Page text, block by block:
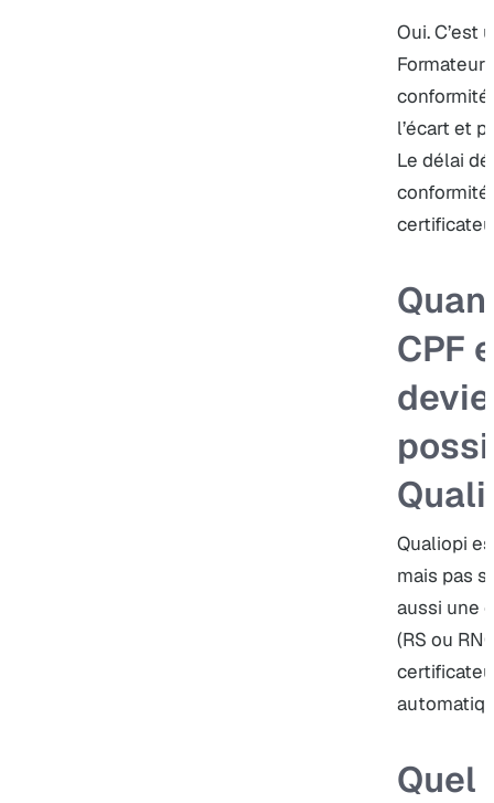
Oui. C’est
Formateur
l’écart et
Le délai
CPF
Qualiopi
mais pas
aussi une
(RS ou
Quel